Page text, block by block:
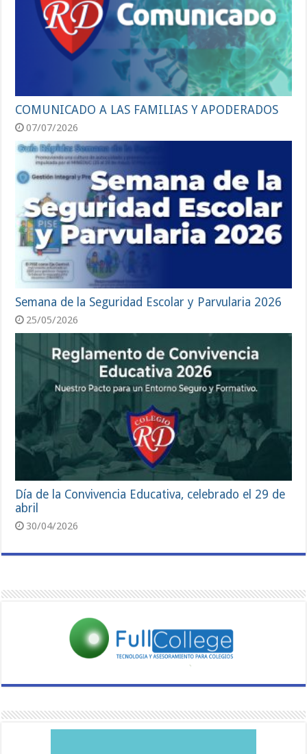
COMUNICADO A LAS FAMILIAS Y APODERADOS
07/07/2026
Semana de la Seguridad Escolar y Parvularia 2026
25/05/2026
Día de la Convivencia Educativa, celebrado el 29 de
abril
30/04/2026